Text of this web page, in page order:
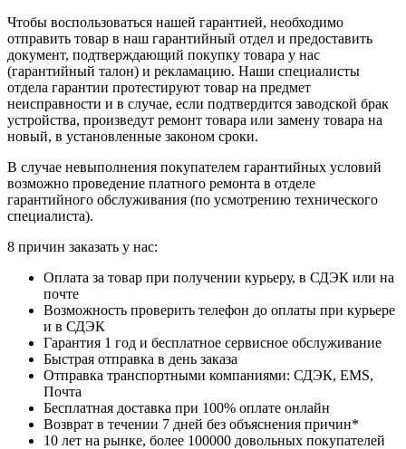
Чтобы воспользоваться нашей гарантией, необходимо
отправить товар в наш гарантийный отдел и предоставить
документ, подтверждающий покупку товара у нас
(гарантийный талон) и рекламацию. Наши специалисты
отдела гарантии протестируют товар на предмет
неисправности и в случае, если подтвердится заводской брак
устройства, произведут ремонт товара или замену товара на
новый, в установленные законом сроки.
В случае невыполнения покупателем гарантийных условий
возможно проведение платного ремонта в отделе
гарантийного обслуживания (по усмотрению технического
специалиста).
8 причин заказать у нас:
Оплата за товар при получении курьеру, в СДЭК или на
почте
Возможность проверить телефон до оплаты при курьере
и в СДЭК
Гарантия 1 год и бесплатное сервисное обслуживание
Быстрая отправка в день заказа
Отправка транспортными компаниями: СДЭК, EMS,
Почта
Бесплатная доставка при 100% оплате онлайн
Возврат в течении 7 дней без объяснения причин*
10 лет на рынке, более 100000 довольных покупателей